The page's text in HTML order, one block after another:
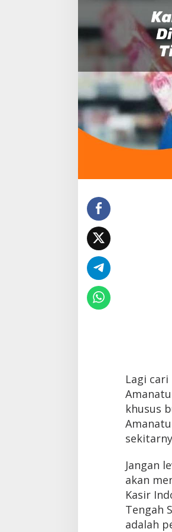
Lagi
khusus
Jangan
akan
Kasir
Tengah
adalah